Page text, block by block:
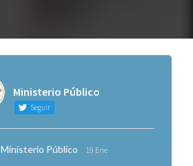
Ministerio Público
Seguir
Ministerio Público 19 Ene